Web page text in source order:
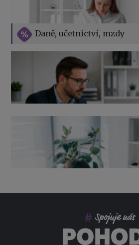
Daně, učetnictví, mzdy
Vše o překážkách v práci na straně
Výpověď ze zdravotních důvodů
zaměstnavatele